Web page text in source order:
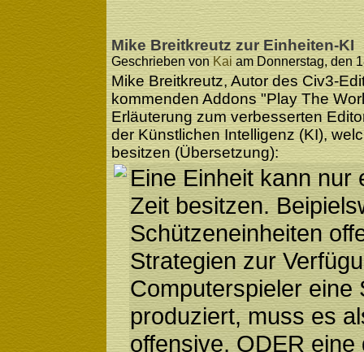
Mike Breitkreutz zur Einheiten-KI
Geschrieben vonKai am Donnerstag, den
Mike Breitkreutz, Autor des Civ3-
kommenden Addons "Play The
Erläuterung zum verbesserten
der Künstlichen Intelligenz (KI),
besitzen (Übersetzung):
Eine Einheit kann nur
Zeit besitzen.
Schützeneinheiten
Strategien zur
Computerspieler eine
produziert, muss es
offensive, ODER